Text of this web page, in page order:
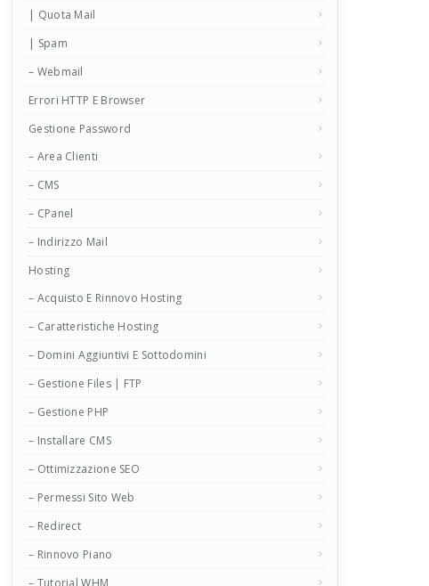
| Quota Mail
| Spam
– Webmail
Errori HTTP E Browser
Gestione Password
– Area Clienti
– CMS
– CPanel
– Indirizzo Mail
Hosting
– Acquisto E Rinnovo Hosting
– Caratteristiche Hosting
– Domini Aggiuntivi E Sottodomini
– Gestione Files | FTP
– Gestione PHP
– Installare CMS
– Ottimizzazione SEO
– Permessi Sito Web
– Redirect
– Rinnovo Piano
– Tutorial WHM